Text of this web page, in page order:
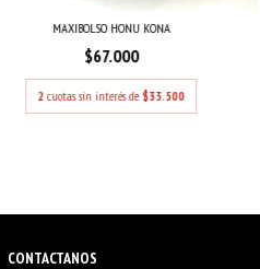
MAXIBOLSO HONU KONA
$67.000
2 cuotas sin interés de$33.500
CONTACTANOS